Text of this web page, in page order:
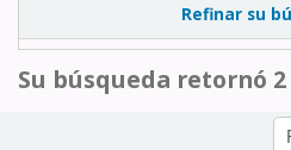
Refinar su
Su búsqueda retornó